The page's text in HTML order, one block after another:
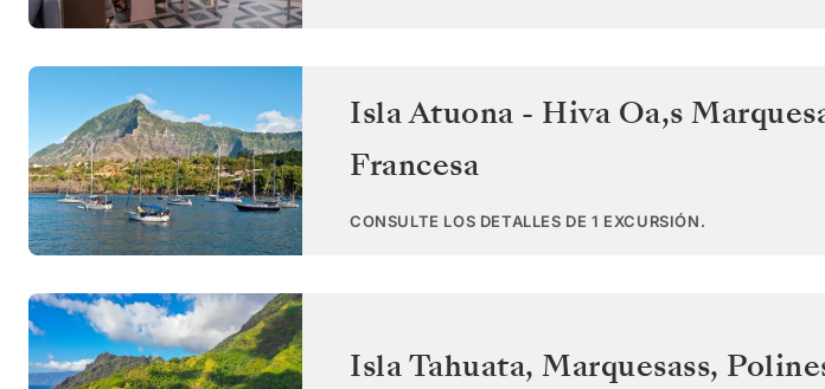
Isla Atuona - Hiva Oa,s
Francesa
CONSULTE LOS DETALLES DE 1 EXCURSIÓN.
Isla Tahuata, Marquesass,